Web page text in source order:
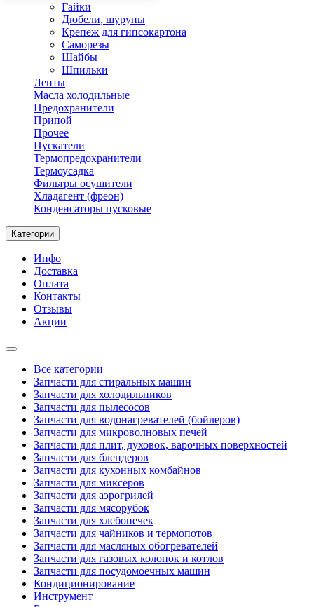
Гайки
Дюбели, шурупы
Крепеж для гипсокартона
Саморезы
Шайбы
Шпильки
Ленты
Масла холодильные
Предохранители
Припой
Прочее
Пускатели
Термопредохранители
Термоусадка
Фильтры осушители
Хладагент (фреон)
Конденсаторы пусковые
Категории
Инфо
Доставка
Оплата
Контакты
Отзывы
Акции
Все категории
Запчасти для стиральных машин
Запчасти для холодильников
Запчасти для пылесосов
Запчасти для водонагревателей (бойлеров)
Запчасти для микроволновых печей
Запчасти для плит, духовок, варочных поверхностей
Запчасти для блендеров
Запчасти для кухонных комбайнов
Запчасти для миксеров
Запчасти для аэрогрилей
Запчасти для мясорубок
Запчасти для хлебопечек
Запчасти для чайников и термопотов
Запчасти для масляных обогревателей
Запчасти для газовых колонок и котлов
Запчасти для посудомоечных машин
Кондиционирование
Инструмент